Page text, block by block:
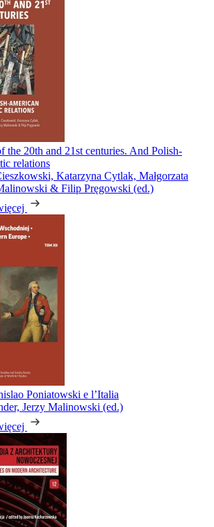
the 20th and 21st centuries. And Polish-
relations
Katarzyna Cytlak, Małgorzata
& Filip Pręgowski (ed.)
Poniatowski e l’Italia
Jerzy Malinowski (ed.)